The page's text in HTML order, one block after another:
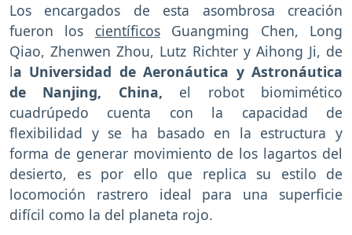
Los encargados de esta asombrosa creación
fueron los científicosGuangming Chen, Long
Qiao, Zhenwen Zhou, Lutz Richter y Aihong Ji, de
la Universidad de Aeronáutica y Astronáutica
de Nanjing, China, el robot biomimético
cuadrúpedo cuenta con la capacidad de
flexibilidad y se ha basado en la estructura y
forma de generar movimiento de los lagartos del
desierto, es por ello que replica su estilo de
locomoción rastrero ideal para una superficie
difícil como la del planeta rojo.